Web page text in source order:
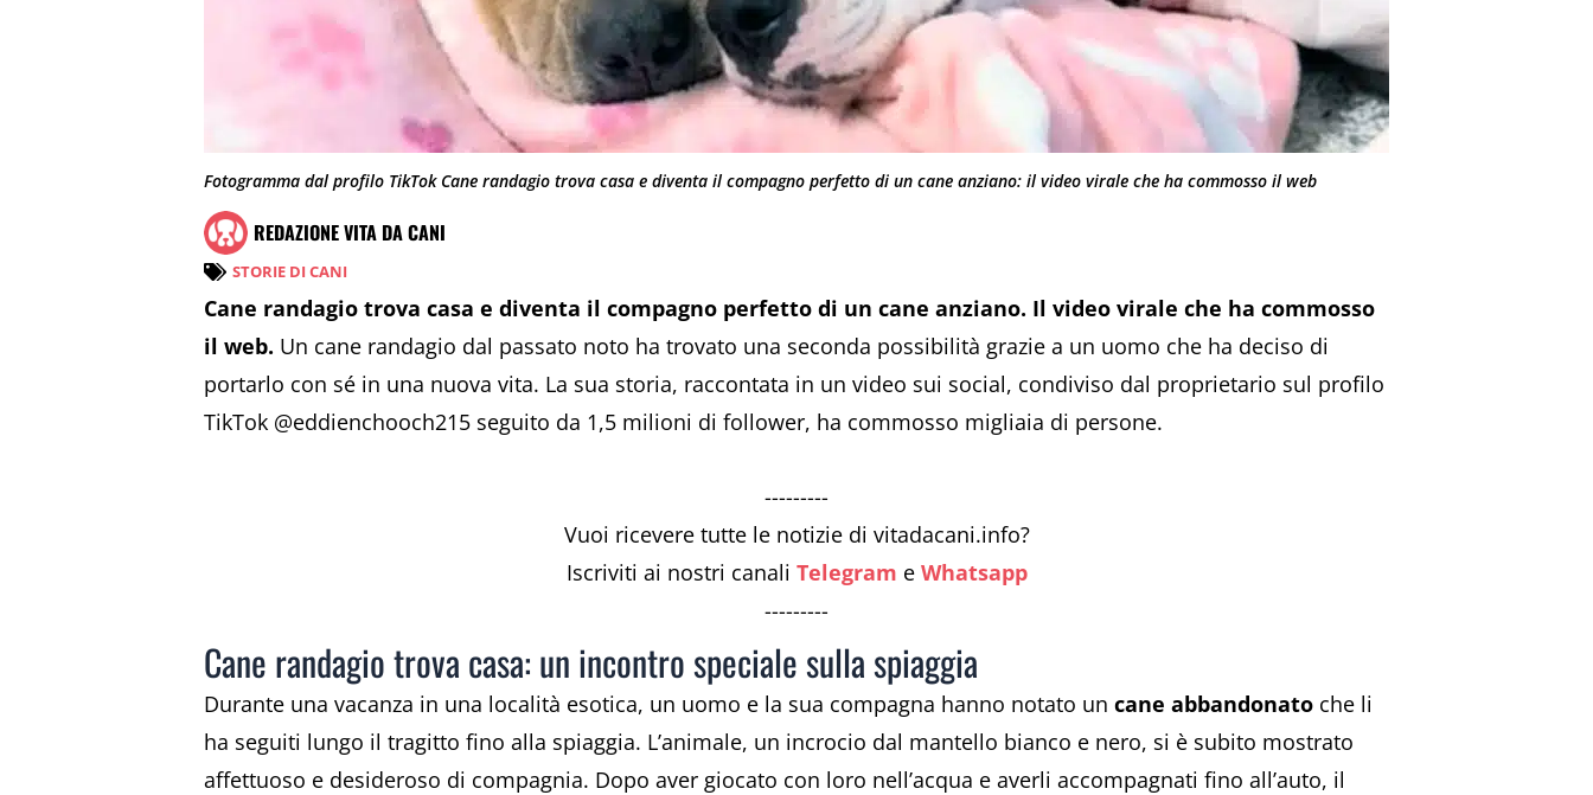
Fotogramma dal profilo TikTok Cane randagio trova casa e diventa il compagno perfetto di un cane anziano: il video virale che ha commosso il web
REDAZIONE VITA DA CANI
STORIE DI CANI
Cane randagio trova casa e diventa il compagno perfetto di un cane anziano. Il video virale che ha commosso
il web. Un cane randagio dal passato noto ha trovato una seconda possibilità grazie a un uomo che ha deciso di
portarlo con sé in una nuova vita. La sua storia, raccontata in un video sui social, condiviso dal proprietario sul profilo
TikTok @eddienchooch215 seguito da 1,5 milioni di follower, ha commosso migliaia di persone.
---------
Vuoi ricevere tutte le notizie di vitadacani.info?
Iscriviti ai nostri canali Telegram e Whatsapp
---------
Cane randagio trova casa: un incontro speciale sulla spiaggia
Durante una vacanza in una località esotica, un uomo e la sua compagna hanno notato un cane abbandonato che li
ha seguiti lungo il tragitto fino alla spiaggia. L’animale, un incrocio dal mantello bianco e nero, si è subito mostrato
affettuoso e desideroso di compagnia. Dopo aver giocato con loro nell’acqua e averli accompagnati fino all’auto, il